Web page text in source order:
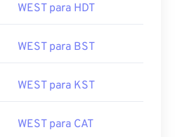
WEST para HDT
WEST para BST
WEST para KST
WEST para CAT